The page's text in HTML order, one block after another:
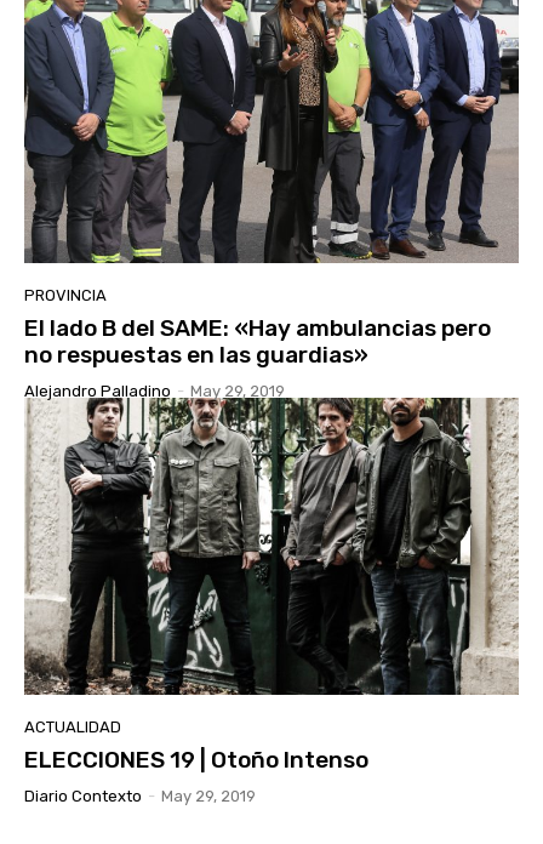
PROVINCIA
El lado B del SAME: «Hay ambulancias pero
no respuestas en las guardias»
Alejandro Palladino - May 29, 2019
ACTUALIDAD
ELECCIONES 19 | Otoño Intenso
Diario Contexto - May 29, 2019